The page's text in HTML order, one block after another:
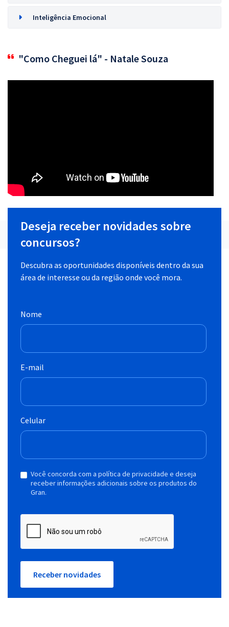
Inteligência Emocional
"Como Cheguei lá" - Natale Souza
Deseja receber novidades sobre
concursos?
Descubra as oportunidades disponíveis dentro da sua
área de interesse ou da região onde você mora.
Nome
E-mail
Celular
Você concorda com a política de privacidade e deseja
receber informações adicionais sobre os produtos do
Gran.
Receber novidades